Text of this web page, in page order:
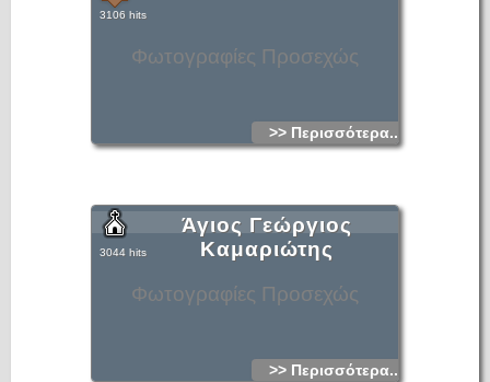
Φωτογραφίες Προσεχώς
3106 hits
>> Περισσότερα...
Φωτογραφίες Προσεχώς
Άγιος Γεώργιος
Καμαριώτης
3044 hits
>> Περισσότερα...